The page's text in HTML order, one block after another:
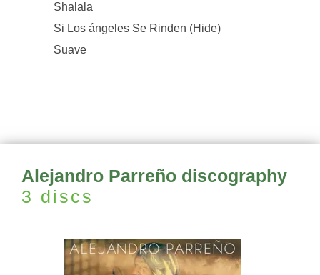
Shalala
Si Los ángeles Se Rinden (Hide)
Suave
Alejandro Parreño discography
3 discs